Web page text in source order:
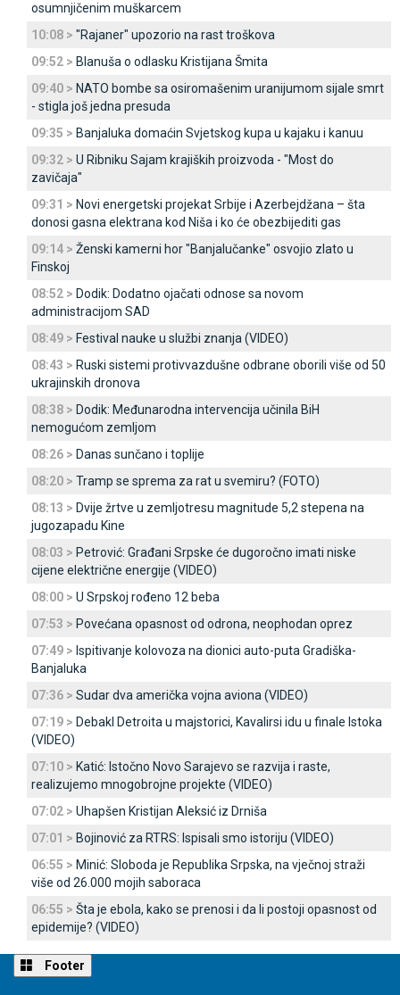
osumnjičenim muškarcem
10:08 > "Rajaner" upozorio na rast troškova
09:52 > Blanuša o odlasku Kristijana Šmita
09:40 > NATO bombe sa osiromašenim uranijumom sijale smrt
- stigla još jedna presuda
09:35 > Banjaluka domaćin Svjetskog kupa u kajaku i kanuu
09:32 > U Ribniku Sajam krajiških proizvoda - "Most do
zavičaja"
09:31 > Novi energetski projekat Srbije i Azerbejdžana – šta
donosi gasna elektrana kod Niša i ko će obezbijediti gas
09:14 > Ženski kamerni hor "Banjalučanke" osvojio zlato u
Finskoj
08:52 > Dodik: Dodatno ojačati odnose sa novom
administracijom SAD
08:49 > Festival nauke u službi znanja (VIDEO)
08:43 > Ruski sistemi protivvazdušne odbrane oborili više od 50
ukrajinskih dronova
08:38 > Dodik: Međunarodna intervencija učinila BiH
nemogućom zemljom
08:26 > Danas sunčano i toplije
08:20 > Tramp se sprema za rat u svemiru? (FOTO)
08:13 > Dvije žrtve u zemljotresu magnitude 5,2 stepena na
jugozapadu Kine
08:03 > Petrović: Građani Srpske će dugoročno imati niske
cijene električne energije (VIDEO)
08:00 > U Srpskoj rođeno 12 beba
07:53 > Povećana opasnost od odrona, neophodan oprez
07:49 > Ispitivanje kolovoza na dionici auto-puta Gradiška-
Banjaluka
07:36 > Sudar dva američka vojna aviona (VIDEO)
07:19 > Debakl Detroita u majstorici, Kavalirsi idu u finale Istoka
(VIDEO)
07:10 > Katić: Istočno Novo Sarajevo se razvija i raste,
realizujemo mnogobrojne projekte (VIDEO)
07:02 > Uhapšen Kristijan Aleksić iz Drniša
07:01 > Bojinović za RTRS: Ispisali smo istoriju (VIDEO)
06:55 > Minić: Sloboda je Republika Srpska, na vječnoj straži
više od 26.000 mojih saboraca
06:55 > Šta je ebola, kako se prenosi i da li postoji opasnost od
epidemije? (VIDEO)
Footer